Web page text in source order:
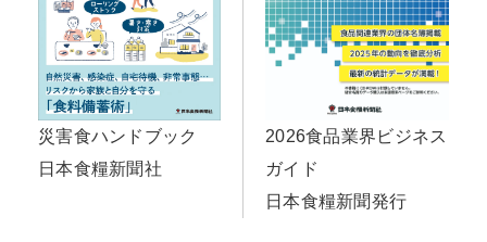
災害食ハンドブック
日本食糧新聞社
2026食品業界ビジネス
ガイド
日本食糧新聞発行